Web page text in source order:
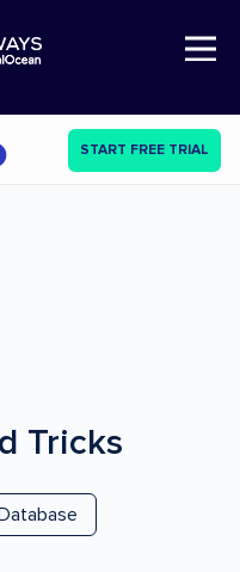
Open Nav
START FREE TRIAL
Tricks
Database